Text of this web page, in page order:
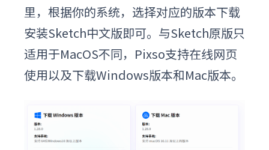
里，根据你的系统，选择对应的版本下载
安装Sketch中文版即可。 与Sketch原版只
适用于MacOS不同，Pixso支持在线网页
使用以及下载Windows版本和Mac版本。